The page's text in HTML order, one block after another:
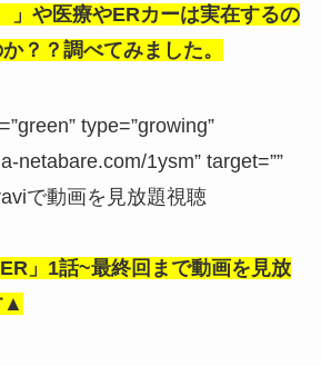
」や医療やERカーは実在するの
？？調べてみました。
type=”growing”
netabare.com/1ysm” target=””
で動画を見放題視聴
」 1話~最終回まで動画を見放
▲